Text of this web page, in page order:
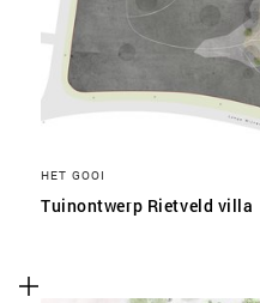
HET GOOI
Tuinontwerp Rietveld villa